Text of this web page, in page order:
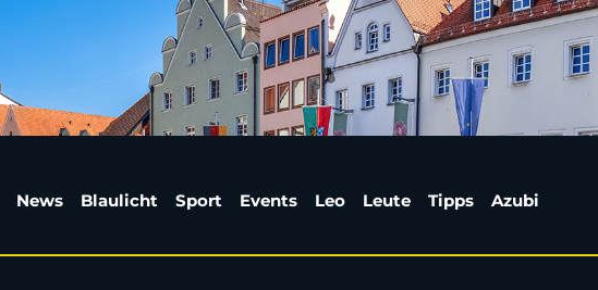
im NOC: Jennifer
News Blaulicht Sport Events Leo Leute Tipps Azubi